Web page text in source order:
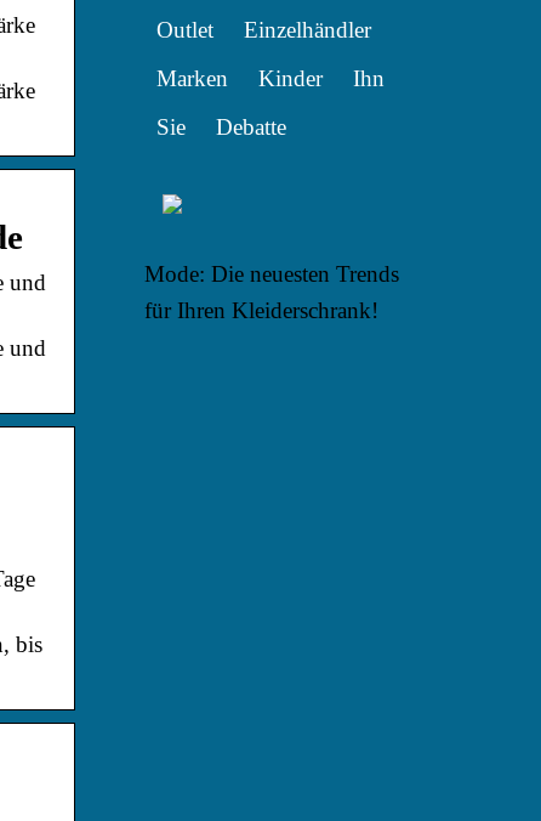
und
und
bis
Outlet
Einzelhändler
Marken
Kinder
Ihn
Sie
Debatte
Mode: Die neuesten Trends
für Ihren Kleiderschrank!